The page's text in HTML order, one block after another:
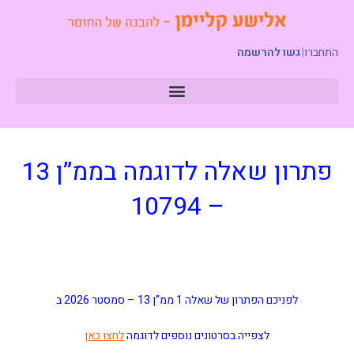
התחברו|גשו להרשמה
פתרון שאלה לדוגמה בממ”ן 13
– 10794
לפניכם הפתרון של שאלה 1 ממ”ן 13 – סמסטר 2026 ב
לצפייה בסרטונים נוספים לדוגמהלחצו כאן